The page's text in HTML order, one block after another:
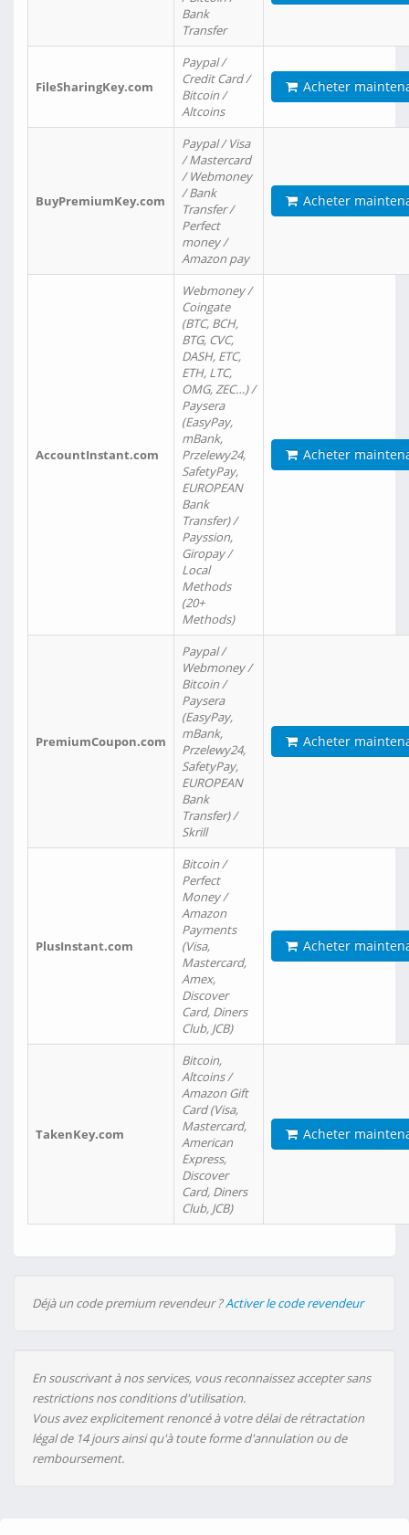
Bank
Transfer
FileSharingKey.com
Paypal /
Credit Card /
Bitcoin /
Altcoins
Acheter
BuyPremiumKey.com
Paypal / Visa
/ Mastercard
/ Webmoney
/ Bank
Transfer /
Perfect
money /
Amazon pay
Acheter
AccountInstant.com
Webmoney /
Coingate
(BTC, BCH,
BTG, CVC,
DASH, ETC,
ETH, LTC,
OMG, ZEC…) /
Paysera
(EasyPay,
mBank,
Przelewy24,
SafetyPay,
EUROPEAN
Bank
Transfer) /
Payssion,
Giropay /
Local
Methods
(20+
Methods)
Acheter
PremiumCoupon.com
Paypal /
Webmoney /
Bitcoin /
Paysera
(EasyPay,
mBank,
Przelewy24,
SafetyPay,
EUROPEAN
Bank
Transfer) /
Skrill
Acheter
PlusInstant.com
Bitcoin /
Perfect
Money /
Amazon
Payments
(Visa,
Mastercard,
Amex,
Discover
Card, Diners
Club, JCB)
Acheter
TakenKey.com
Bitcoin,
Altcoins /
Amazon Gift
Card (Visa,
Mastercard,
American
Express,
Discover
Card, Diners
Club, JCB)
Acheter
Déjà un code premium revendeur ?Activer le code revendeur
En souscrivant à nos services, vous reconnaissez accepter sans
restrictions nos conditions d'utilisation.
Vous avez explicitement renoncé à votre délai de rétractation
légal de 14 jours ainsi qu'à toute forme d'annulation ou de
remboursement.